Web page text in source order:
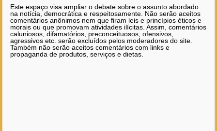
Este espaço visa ampliar o debate sobre o assunto abordado
na notícia, democrática e respeitosamente. Não serão aceitos
comentários anônimos nem que firam leis e princípios éticos e
morais ou que promovam atividades ilícitas. Assim, comentários
caluniosos, difamatórios, preconceituosos, ofensivos,
agressivos etc. serão excluídos pelos moderadores do site.
Também não serão aceitos comentários com links e
propaganda de produtos, serviços e dietas.